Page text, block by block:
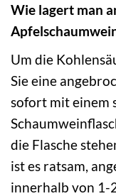
Wie lagert man
Um die
Sie eine
sofort mit einem
die Flasche
ist es ratsam,
innerhalb von 1-